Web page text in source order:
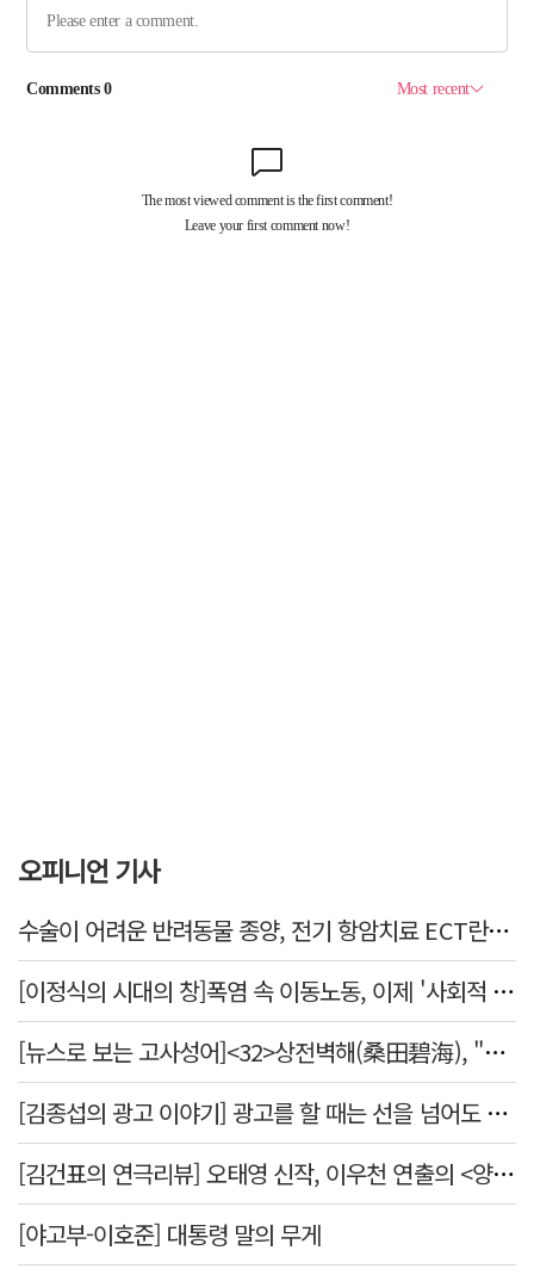
오피니언 기사
수술이 어려운 반려동물 종양, 전기 항암치료 ECT란? [반려동물 건강톡톡]
[이정식의 시대의 창]폭염 속 이동노동, 이제 '사회적 위험 관리'로 전환할 때
[뉴스로 보는 고사성어]<32>상전벽해(桑田碧海), "뽕나무밭이 푸른 바다가 되었다."
[김종섭의 광고 이야기] 광고를 할 때는 선을 넘어도 좋습니다.
[김건표의 연극리뷰] 오태영 신작, 이우천 연출의 <양은 양순하다>"국민을 온순한 양으로 길들이는 전체주의적 정치의 알레고리"
[야고부-이호준] 대통령 말의 무게